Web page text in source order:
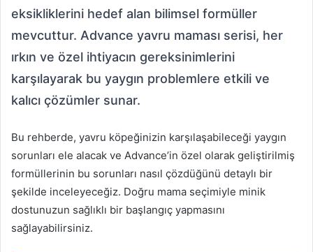
eksikliklerini hedef alan bilimsel formüller
mevcuttur. Advance yavru maması serisi, her
ırkın ve özel ihtiyacın gereksinimlerini
karşılayarak bu yaygın problemlere etkili ve
kalıcı çözümler sunar.
Bu rehberde, yavru köpeğinizin karşılaşabileceği yaygın
sorunları ele alacak ve Advance’in özel olarak geliştirilmiş
formüllerinin bu sorunları nasıl çözdüğünü detaylı bir
şekilde inceleyeceğiz. Doğru mama seçimiyle minik
dostunuzun sağlıklı bir başlangıç yapmasını
sağlayabilirsiniz.